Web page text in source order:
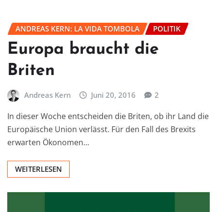
ANDREAS KERN: LA VIDA TOMBOLA POLITIK
Europa braucht die
Briten
Andreas Kern Juni 20, 2016 2
In dieser Woche entscheiden die Briten, ob ihr Land die
Europäische Union verlässt. Für den Fall des Brexits
erwarten Ökonomen…
WEITERLESEN